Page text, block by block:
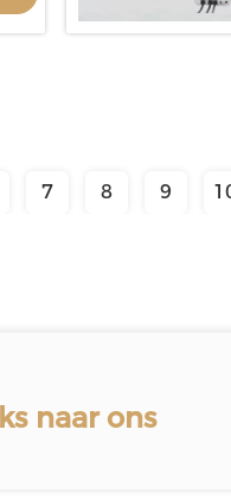
7 8 9
naar ons